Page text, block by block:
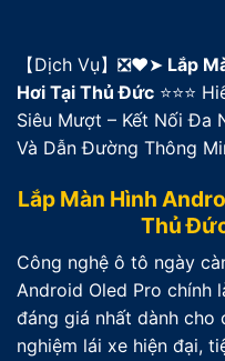
【Dịch Vụ】❎❤️➤ Lắp
Hơi Tại Thủ Đức ⭐⭐⭐
Siêu Mượt – Kết Nối Đa
Và Dẫn Đường Thông
Lắp Màn Hình
Thủ Đức
Công nghệ ô tô ngày
Android Oled Pro chính
đáng giá nhất dành cho
nghiệm lái xe hiện đại,